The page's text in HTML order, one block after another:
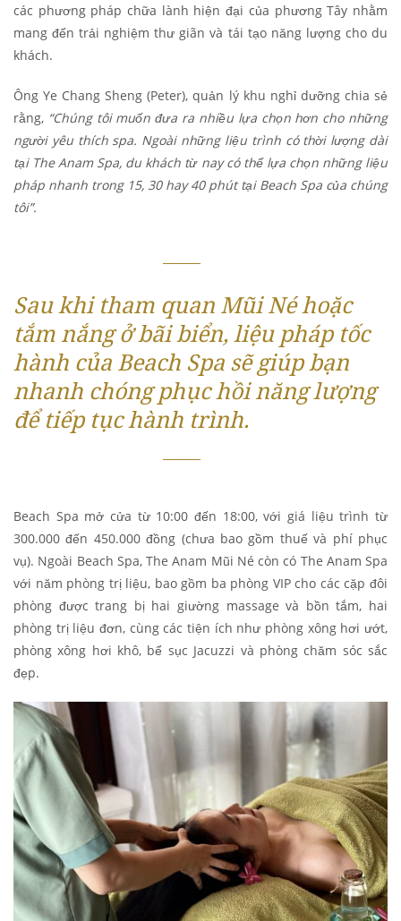
các phương pháp chữa lành hiện đại của phương Tây nhằm
mang đến trải nghiệm thư giãn và tái tạo năng lượng cho du
khách.
Ông Ye Chang Sheng (Peter), quản lý khu nghỉ dưỡng chia sẻ
rằng, “Chúng tôi muốn đưa ra nhiều lựa chọn hơn cho những
người yêu thích spa. Ngoài những liệu trình có thời lượng dài
tại The Anam Spa, du khách từ nay có thể lựa chọn những liệu
pháp nhanh trong 15, 30 hay 40 phút tại Beach Spa của chúng
tôi”.
Sau khi tham quan Mũi Né hoặc
tắm nắng ở bãi biển, liệu pháp tốc
hành của Beach Spa sẽ giúp bạn
nhanh chóng phục hồi năng lượng
để tiếp tục hành trình.
Beach Spa mở cửa từ 10:00 đến 18:00, với giá liệu trình từ
300.000 đến 450.000 đồng (chưa bao gồm thuế và phí phục
vụ). Ngoài Beach Spa, The Anam Mũi Né còn có The Anam Spa
với năm phòng trị liệu, bao gồm ba phòng VIP cho các cặp đôi
phòng được trang bị hai giường massage và bồn tắm, hai
phòng trị liệu đơn, cùng các tiện ích như phòng xông hơi ướt,
phòng xông hơi khô, bể sục Jacuzzi và phòng chăm sóc sắc
đẹp.